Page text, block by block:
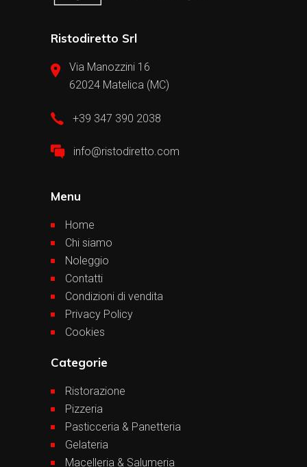
Ristodiretto Srl
Via Manozzini 16
62024 Matelica (MC)
+39 347 390 2038
info@ristodiretto.com
Menu
Home
Chi siamo
Noleggio
Contatti
Condizioni di vendita
Privacy Policy
Cookies
Categorie
Ristorazione
Pizzeria
Pasticceria & Panetteria
Gelateria
Macelleria & Salumeria